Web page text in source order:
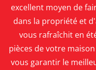
excellent moyen de
dans la propriété et
vous rafraîchit en
pièces de votre
vous garantir le